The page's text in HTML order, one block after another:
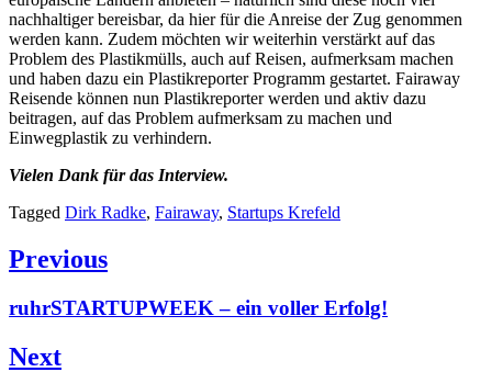
nachhaltiger bereisbar, da hier für die Anreise der Zug genommen
werden kann. Zudem möchten wir weiterhin verstärkt auf das
Problem des Plastikmülls, auch auf Reisen, aufmerksam machen
und haben dazu ein Plastikreporter Programm gestartet. Fairaway
Reisende können nun Plastikreporter werden und aktiv dazu
beitragen, auf das Problem aufmerksam zu machen und
Einwegplastik zu verhindern.
Vielen Dank für das Interview.
Tagged Dirk Radke, Fairaway, Startups Krefeld
Beitragsnavigation
Previous
Previous
ruhrSTARTUPWEEK – ein voller Erfolg!
Next